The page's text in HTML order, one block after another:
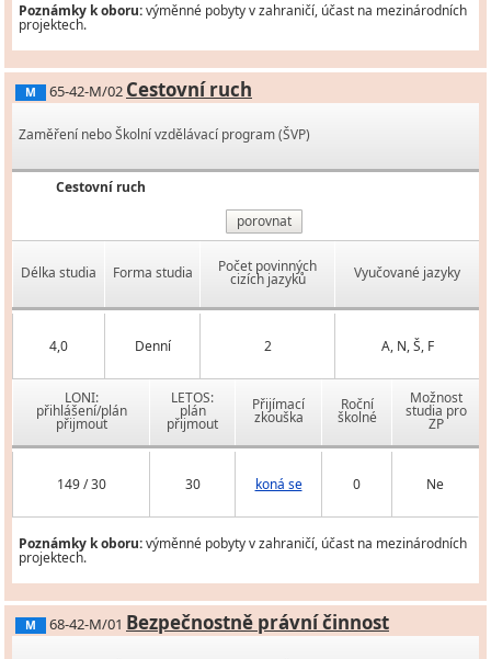
Poznámky k oboru:výměnné pobyty v zahraničí, účast na mezinárodních
projektech.
M 65-42-M/02 Cestovní ruch
Zaměření nebo Školní vzdělávací program (ŠVP)
Cestovní ruch
porovnat
Délka studia Forma studia Počet povinných
cizích jazyků Vyučované jazyky
4,0 Denní 2 A, N, Š, F
LONI:
přihlášení/plán
přijmout
LETOS:
plán
přijmout
Přijímací
zkouška
Roční
školné
Možnost
studia pro
ZP
149 / 30 30 koná se 0 Ne
Poznámky k oboru:výměnné pobyty v zahraničí, účast na mezinárodních
projektech.
M 68-42-M/01 Bezpečnostně právní činnost